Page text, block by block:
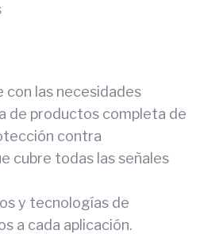
las necesidades
de productos completa de
contra
cubre todas las señales
y tecnologías de
a cada aplicación.